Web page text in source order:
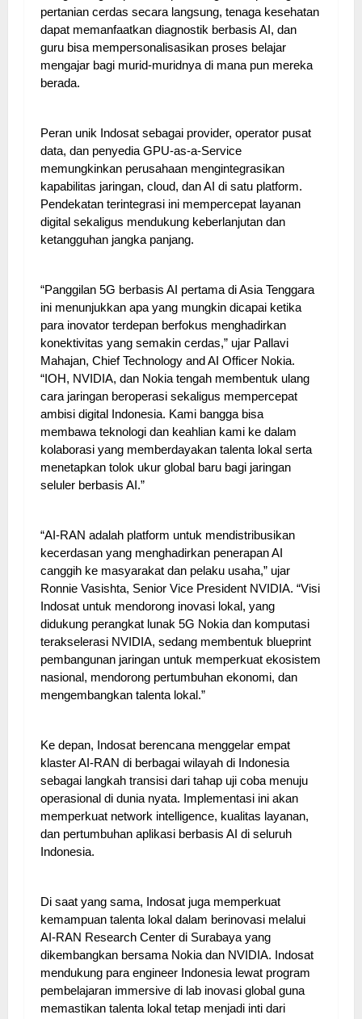
pertanian cerdas secara langsung, tenaga kesehatan
dapat memanfaatkan diagnostik berbasis AI, dan
guru bisa mempersonalisasikan proses belajar
mengajar bagi murid-muridnya di mana pun mereka
berada.
Peran unik Indosat sebagai provider, operator pusat
data, dan penyedia GPU-as-a-Service
memungkinkan perusahaan mengintegrasikan
kapabilitas jaringan, cloud, dan AI di satu platform.
Pendekatan terintegrasi ini mempercepat layanan
digital sekaligus mendukung keberlanjutan dan
ketangguhan jangka panjang.
“Panggilan 5G berbasis AI pertama di Asia Tenggara
ini menunjukkan apa yang mungkin dicapai ketika
para inovator terdepan berfokus menghadirkan
konektivitas yang semakin cerdas,” ujar Pallavi
Mahajan, Chief Technology and AI Officer Nokia.
“IOH, NVIDIA, dan Nokia tengah membentuk ulang
cara jaringan beroperasi sekaligus mempercepat
ambisi digital Indonesia. Kami bangga bisa
membawa teknologi dan keahlian kami ke dalam
kolaborasi yang memberdayakan talenta lokal serta
menetapkan tolok ukur global baru bagi jaringan
seluler berbasis AI.”
“AI-RAN adalah platform untuk mendistribusikan
kecerdasan yang menghadirkan penerapan AI
canggih ke masyarakat dan pelaku usaha,” ujar
Ronnie Vasishta, Senior Vice President NVIDIA. “Visi
Indosat untuk mendorong inovasi lokal, yang
didukung perangkat lunak 5G Nokia dan komputasi
terakselerasi NVIDIA, sedang membentuk blueprint
pembangunan jaringan untuk memperkuat ekosistem
nasional, mendorong pertumbuhan ekonomi, dan
mengembangkan talenta lokal.”
Ke depan, Indosat berencana menggelar empat
klaster AI-RAN di berbagai wilayah di Indonesia
sebagai langkah transisi dari tahap uji coba menuju
operasional di dunia nyata. Implementasi ini akan
memperkuat network intelligence, kualitas layanan,
dan pertumbuhan aplikasi berbasis AI di seluruh
Indonesia.
Di saat yang sama, Indosat juga memperkuat
kemampuan talenta lokal dalam berinovasi melalui
AI-RAN Research Center di Surabaya yang
dikembangkan bersama Nokia dan NVIDIA. Indosat
mendukung para engineer Indonesia lewat program
pembelajaran immersive di lab inovasi global guna
memastikan talenta lokal tetap menjadi inti dari